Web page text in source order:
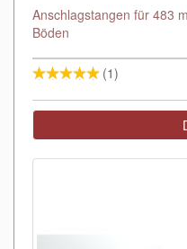
Anschlagstangen für 483
Böden
(1)